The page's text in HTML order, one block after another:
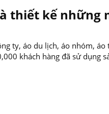
thiết kế những
ty, áo du lịch, áo nhóm, áo
khách hàng đã sử dụng